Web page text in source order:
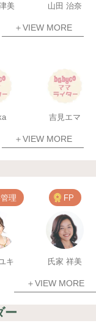
美 山田 治奈
＋VIEW MORE
吉見エマ
＋VIEW MORE
理
キ
FP
氏家 祥美
＋VIEW MORE
ー